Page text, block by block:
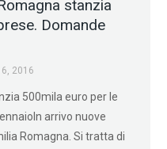
stanzia
Domande
2016
500mila euro per le
arrivo nuove
Romagna. Si tratta di